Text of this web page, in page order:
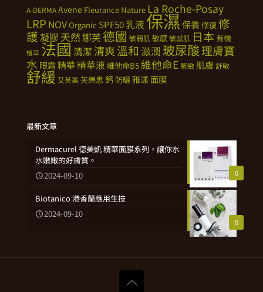
A-DERMAAvene Fleurance Nature La Roche-Posay
LRP NOVOrganic SPF50乳液 保濕保養修復修
護凝膠 天然娜芙德國 敏弱肌敏感敏感肌 日本 有機
植萃 法國清潔 清爽溫和 滋潤 玻尿酸理膚寶
水 眼霜 精華精華液 維他命B5 維他命E 緊緻 肌膚 舒敏
舒緩 艾芙美芙樂思鈣 防曬雅漾面膜
最新文章
0
Dermacurel 德美凱 精華面膜系列，讓你水
水嫩嫩的好膚質。
2024-09-10
0
Biotanico 港香蘭應用生技
2024-09-10